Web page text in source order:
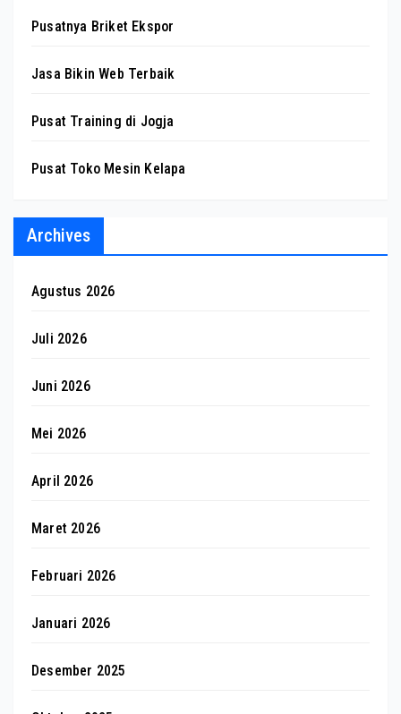
Pusatnya Briket Ekspor
Jasa Bikin Web Terbaik
Pusat Training di Jogja
Pusat Toko Mesin Kelapa
Archives
Agustus 2026
Juli 2026
Juni 2026
Mei 2026
April 2026
Maret 2026
Februari 2026
Januari 2026
Desember 2025